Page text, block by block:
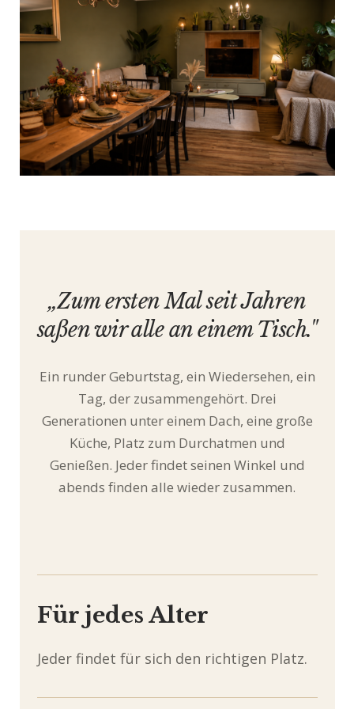
„Zum ersten Mal seit Jahren
saßen wir alle an einem Tisch."
Ein runder Geburtstag, ein Wiedersehen, ein
Tag, der zusammengehört. Drei
Generationen unter einem Dach, eine große
Küche, Platz zum Durchatmen und
Genießen. Jeder findet seinen Winkel und
abends finden alle wieder zusammen.
Für jedes Alter
Jeder findet für sich den richtigen Platz.